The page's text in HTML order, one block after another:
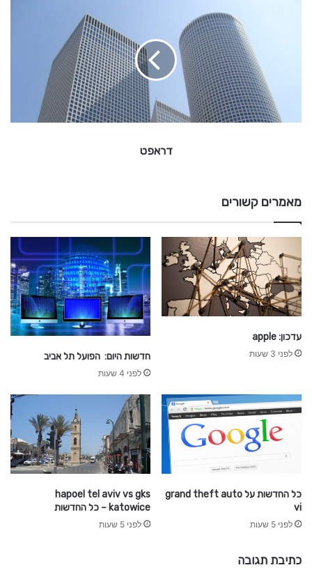
דראפט
מאמרים קשורים
עדכון: apple
לפני 3 שעות חדשות היום: הפועל תל אביב
לפני 4 שעות
כל החדשות על grand theft auto
vi
לפני 5 שעות
hapoel tel aviv vs gks
katowice – כל החדשות
לפני 5 שעות
כתיבת תגובה